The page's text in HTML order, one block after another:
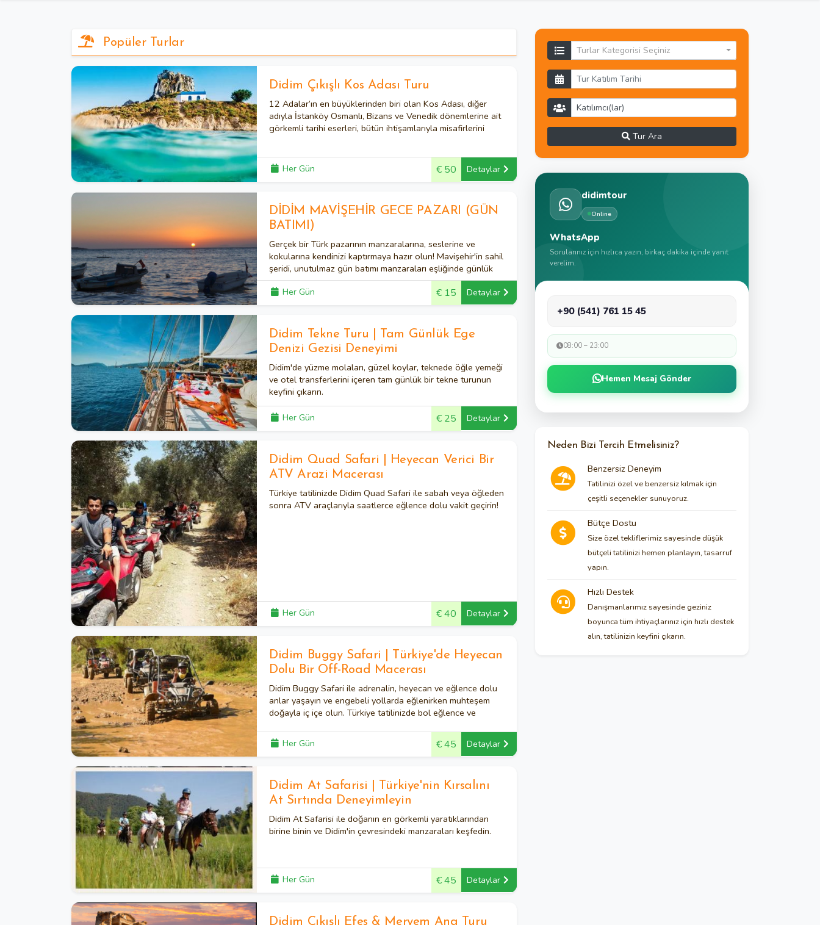
Popüler Turlar
Didim Çıkışlı Kos Adası Turu
12 Adalar’ın en büyüklerinden biri olan Kos Adası, diğer
adıyla İstanköy Osmanlı, Bizans ve Venedik dönemlerine ait
görkemli tarihi eserleri, bütün ihtişamlarıyla misafirlerini
Her Gün Detaylar
€ 50
DİDİM MAVİŞEHİR GECE PAZARI (GÜN
BATIMI)
Gerçek bir Türk pazarının manzaralarına, seslerine ve
kokularına kendinizi kaptırmaya hazır olun! Mavişehir'in sahil
şeridi, unutulmaz gün batımı manzaraları eşliğinde günlük
taze balık servis eden şirin balık restoranlarıyla doludur.
Her Gün
Detaylar
€ 15
Didim Tekne Turu | Tam Günlük Ege
Denizi Gezisi Deneyimi
Didim'de yüzme molaları, güzel koylar, teknede öğle yemeği
ve otel transferlerini içeren tam günlük bir tekne turunun
keyfini çıkarın.
Her Gün Detaylar
€ 25
Didim Quad Safari | Heyecan Verici Bir
ATV Arazi Macerası
Türkiye tatilinizde Didim Quad Safari ile sabah veya öğleden
sonra ATV araçlarıyla saatlerce eğlence dolu vakit geçirin!
Her Gün Detaylar
€ 40
Didim Buggy Safari | Türkiye'de Heyecan
Dolu Bir Off-Road Macerası
Didim Buggy Safari ile adrenalin, heyecan ve eğlence dolu
anlar yaşayın ve engebeli yollarda eğlenirken muhteşem
doğayla iç içe olun. Türkiye tatilinizde bol eğlence ve
Her Gün
Detaylar
€ 45
Didim At Safarisi | Türkiye'nin Kırsalını
At Sırtında Deneyimleyin
Didim At Safarisi ile doğanın en görkemli yaratıklarından
birine binin ve Didim'in çevresindeki manzaraları keşfedin.
Her Gün Detaylar
€ 45
Didim Çıkışlı Efes & Meryem Ana Turu
Turlar Kategorisi Seçiniz
Tur Ara
didimtour
Online
WhatsApp
Sorularınız için hızlıca yazın, birkaç dakika içinde yanıt
verelim.
+90 (541) 761 15 45
08:00 – 23:00
Hemen Mesaj Gönder
Neden Bizi Tercih Etmelisiniz?
Benzersiz Deneyim
Tatilinizi özel ve benzersiz kılmak için
çeşitli seçenekler sunuyoruz.
Bütçe Dostu
Size özel tekliflerimiz sayesinde düşük
bütçeli tatilinizi hemen planlayın, tasarruf
yapın.
Hızlı Destek
Danışmanlarımız sayesinde geziniz
boyunca tüm ihtiyaçlarınız için hızlı destek
alın, tatilinizin keyfini çıkarın.